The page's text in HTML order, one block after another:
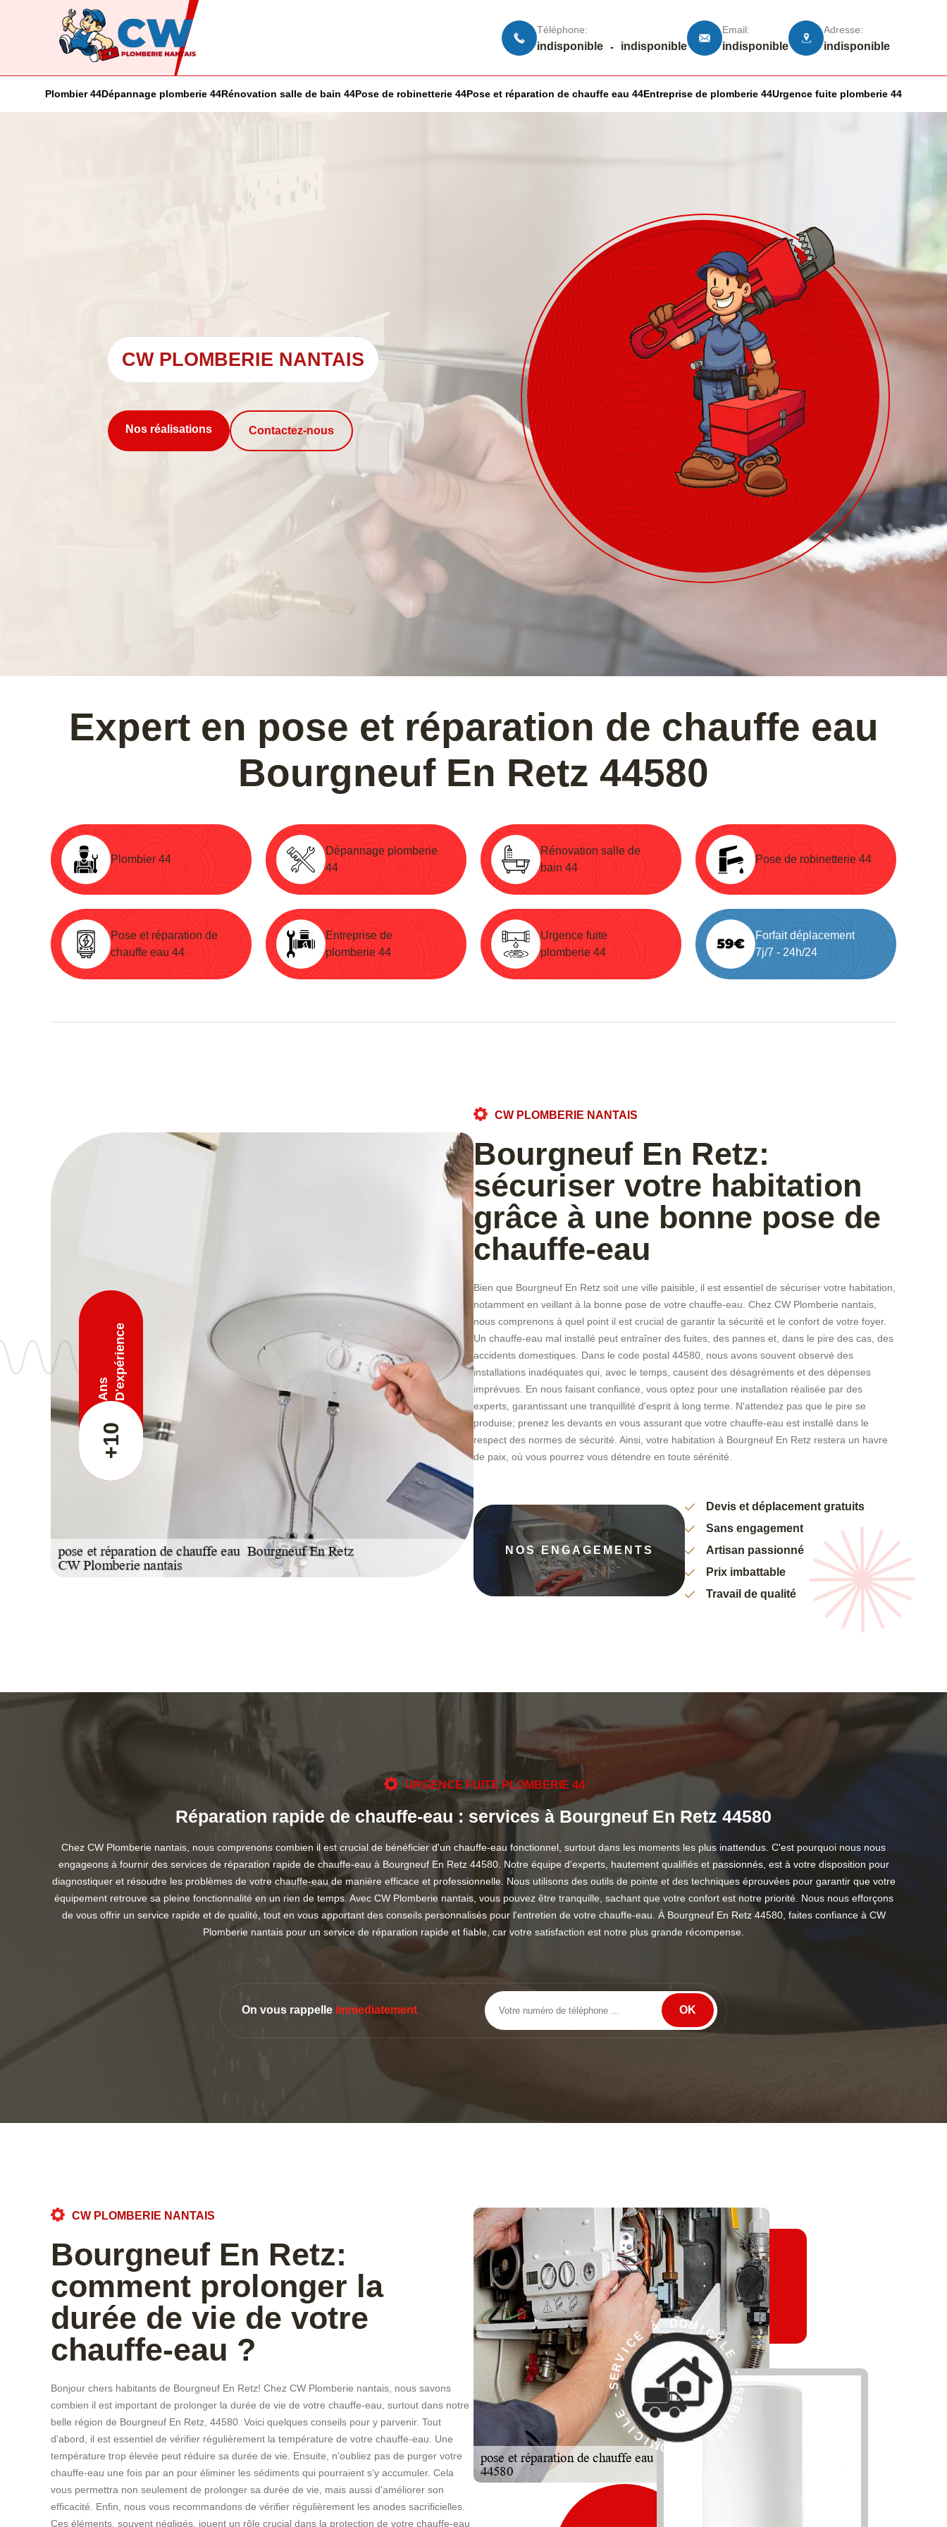
Téléphone:
indisponible - indisponible
Email:
indisponible
Adresse:
indisponible
Plombier 44Dépannage plomberie 44Rénovation salle de bain 44Pose de robinetterie 44Pose et réparation de chauffe eau 44Entreprise de plomberie 44Urgence fuite plomberie 44
CW PLOMBERIE NANTAIS
Nos réalisations Contactez-nous
Expert en pose et réparation de chauffe eau
Bourgneuf En Retz 44580
Plombier 44
Dépannage plomberie
44
Rénovation salle de
bain 44
Pose de robinetterie 44
Pose et réparation de
chauffe eau 44
Entreprise de
plomberie 44
Urgence fuite
plomberie 44
Forfait déplacement
7j/7 - 24h/24
+10
Ans D'expérience
CW PLOMBERIE NANTAIS
Bourgneuf En Retz:
sécuriser votre habitation
grâce à une bonne pose de
chauffe-eau
Bien que Bourgneuf En Retz soit une ville paisible, il est essentiel de sécuriser votre habitation,
notamment en veillant à la bonne pose de votre chauffe-eau. Chez CW Plomberie nantais,
nous comprenons à quel point il est crucial de garantir la sécurité et le confort de votre foyer.
Un chauffe-eau mal installé peut entraîner des fuites, des pannes et, dans le pire des cas, des
accidents domestiques. Dans le code postal 44580, nous avons souvent observé des
installations inadéquates qui, avec le temps, causent des désagréments et des dépenses
imprévues. En nous faisant confiance, vous optez pour une installation réalisée par des
experts, garantissant une tranquillité d'esprit à long terme. N'attendez pas que le pire se
produise; prenez les devants en vous assurant que votre chauffe-eau est installé dans le
respect des normes de sécurité. Ainsi, votre habitation à Bourgneuf En Retz restera un havre
de paix, où vous pourrez vous détendre en toute sérénité.
NOS ENGAGEMENTS
Devis et déplacement gratuits
Sans engagement
Artisan passionné
Prix imbattable
Travail de qualité
URGENCE FUITE PLOMBERIE 44
Réparation rapide de chauffe-eau : services à Bourgneuf En Retz 44580
Chez CW Plomberie nantais, nous comprenons combien il est crucial de bénéficier d'un chauffe-eau fonctionnel, surtout dans les moments les plus inattendus. C'est pourquoi nous nous
engageons à fournir des services de réparation rapide de chauffe-eau à Bourgneuf En Retz 44580. Notre équipe d'experts, hautement qualifiés et passionnés, est à votre disposition pour
diagnostiquer et résoudre les problèmes de votre chauffe-eau de manière efficace et professionnelle. Nous utilisons des outils de pointe et des techniques éprouvées pour garantir que votre
équipement retrouve sa pleine fonctionnalité en un rien de temps. Avec CW Plomberie nantais, vous pouvez être tranquille, sachant que votre confort est notre priorité. Nous nous efforçons
de vous offrir un service rapide et de qualité, tout en vous apportant des conseils personnalisés pour l'entretien de votre chauffe-eau. À Bourgneuf En Retz 44580, faites confiance à CW
Plomberie nantais pour un service de réparation rapide et fiable, car votre satisfaction est notre plus grande récompense.
On vous rappelle immediatement
CW PLOMBERIE NANTAIS
Bourgneuf En Retz:
comment prolonger la
durée de vie de votre
chauffe-eau ?
Bonjour chers habitants de Bourgneuf En Retz! Chez CW Plomberie nantais, nous savons
combien il est important de prolonger la durée de vie de votre chauffe-eau, surtout dans notre
belle région de Bourgneuf En Retz, 44580. Voici quelques conseils pour y parvenir. Tout
d'abord, il est essentiel de vérifier régulièrement la température de votre chauffe-eau. Une
température trop élevée peut réduire sa durée de vie. Ensuite, n'oubliez pas de purger votre
chauffe-eau une fois par an pour éliminer les sédiments qui pourraient s'y accumuler. Cela
vous permettra non seulement de prolonger sa durée de vie, mais aussi d'améliorer son
efficacité. Enfin, nous vous recommandons de vérifier régulièrement les anodes sacrificielles.
Ces éléments, souvent négligés, jouent un rôle crucial dans la protection de votre chauffe-eau
S
E
R
V
I
C
E
À
DOMIC LE
-
S
E
R
V
C
E
À
D
O
M
I
L
E
-